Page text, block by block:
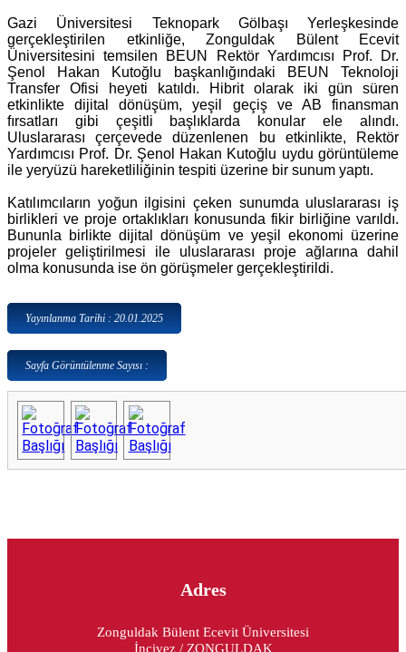
Gazi Üniversitesi Teknopark Gölbaşı Yerleşkesinde
gerçekleştirilen etkinliğe, Zonguldak Bülent Ecevit
Üniversitesini temsilen BEUN Rektör Yardımcısı Prof. Dr.
Şenol Hakan Kutoğlu başkanlığındaki BEUN Teknoloji
Transfer Ofisi heyeti katıldı. Hibrit olarak iki gün süren
etkinlikte dijital dönüşüm, yeşil geçiş ve AB finansman
fırsatları gibi çeşitli başlıklarda konular ele alındı.
Uluslararası çerçevede düzenlenen bu etkinlikte, Rektör
Yardımcısı Prof. Dr. Şenol Hakan Kutoğlu uydu görüntüleme
ile yeryüzü hareketliliğinin tespiti üzerine bir sunum yaptı.
Katılımcıların yoğun ilgisini çeken sunumda uluslararası iş
birlikleri ve proje ortaklıkları konusunda fikir birliğine varıldı.
Bununla birlikte dijital dönüşüm ve yeşil ekonomi üzerine
projeler geliştirilmesi ile uluslararası proje ağlarına dahil
olma konusunda ise ön görüşmeler gerçekleştirildi.
Yayınlanma Tarihi : 20.01.2025
Sayfa Görüntülenme Sayısı :
Adres
Zonguldak Bülent Ecevit Üniversitesi
İncivez / ZONGULDAK